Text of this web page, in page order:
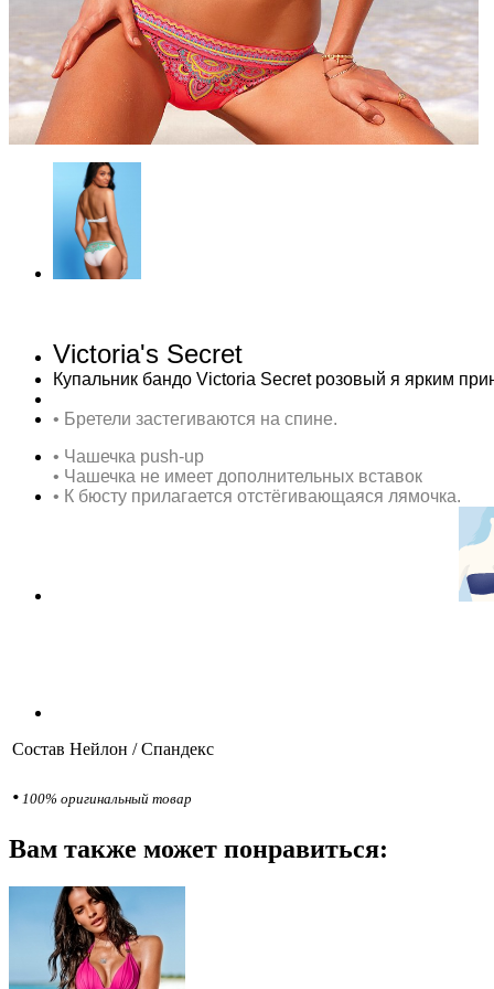
Victoria's Secret
Купальник бандо Victoria Secret розовый я ярким
• Бретели застегиваются на спине.
• Чашечка push-up
• Чашечка не имеет дополнительных вставок
• К бюсту прилагается отстёгивающаяся лямочка.
Состав Нейлон / Спандекс
• 100% оригинальный товар
Вам также может понравиться: